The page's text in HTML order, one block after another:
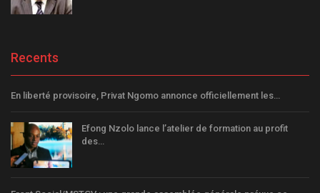
Recents
En liberté provisoire, Privat Ngomo annonce officiellement les…
Efong Nzolo lance l’atelier de formation au profit
des…